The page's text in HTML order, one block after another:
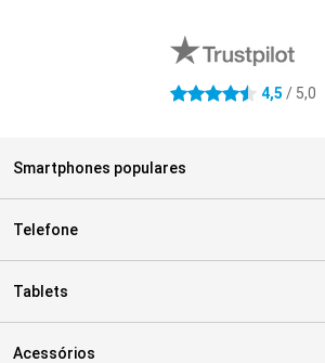
4.5 estrelas 4,5 / 5,0
Smartphones populares
Telefone
Tablets
Acessórios